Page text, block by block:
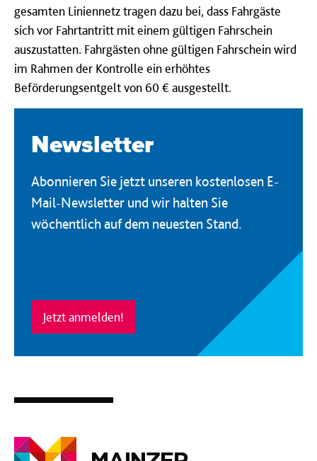
gesamten Liniennetz tragen dazu bei, dass Fahrgäste
sich vor Fahrtantritt mit einem gültigen Fahrschein
auszustatten. Fahrgästen ohne gültigen Fahrschein wird
im Rahmen der Kontrolle ein erhöhtes
Beförderungsentgelt von 60 € ausgestellt.
Newsletter
Abonnieren Sie jetzt unseren kostenlosen E-
Mail-Newsletter und wir halten Sie
wöchentlich auf dem neuesten Stand.
Jetzt anmelden!